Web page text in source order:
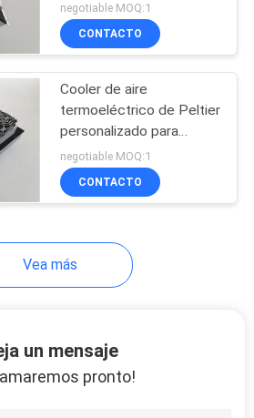
termoeléctrico
negotiable MOQ:1
CONTACTO
Cooler de aire
termoeléctrico de Peltier
personalizado para
refrigeración de
máquinas ATM
negotiable MOQ:1
CONTACTO
Vea más
un mensaje
pronto!